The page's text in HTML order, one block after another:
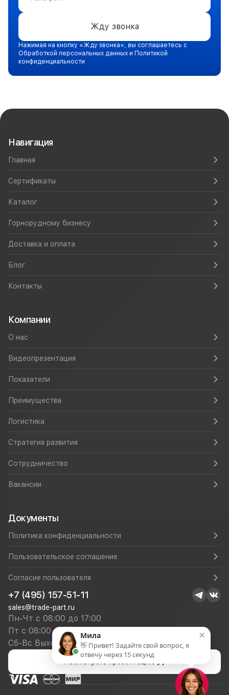
Жду звонка
Нажимая на кнопку «Жду звонка», вы соглашаетесь с
Обработкой персональных данных и Политикой
конфиденциальности
Навигация
Главная
Сертификаты
Каталог
Горнорудному бизнесу
Доставка и оплата
Блог
Контакты
Компании
О нас
Видеопрезентация
Показатели
Преимущества
Логистика
Стратегия развития
Сотрудничество
Вакансии
Документы
Политика конфиденциальности
Пользовательское соглашение
Согласие пользователя
+7 (495) 157-51-11
sales@trade-part.ru
Пн-Чт с 08:00 до 17:00
Пт с 08:00 до 16:00
Сб-Вс Выходной
×
Мила
👋 Привет! Задайте свой вопрос, я
отвечу через 15 секунд